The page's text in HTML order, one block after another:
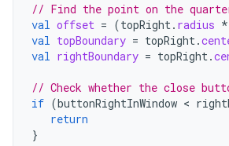
// Find the point on the
val offset = (topRight. radius *
val topBoundary = topRight.
val rightBoundary = topRight.
// Check whether the close
if (buttonRightInWindow <
return
}